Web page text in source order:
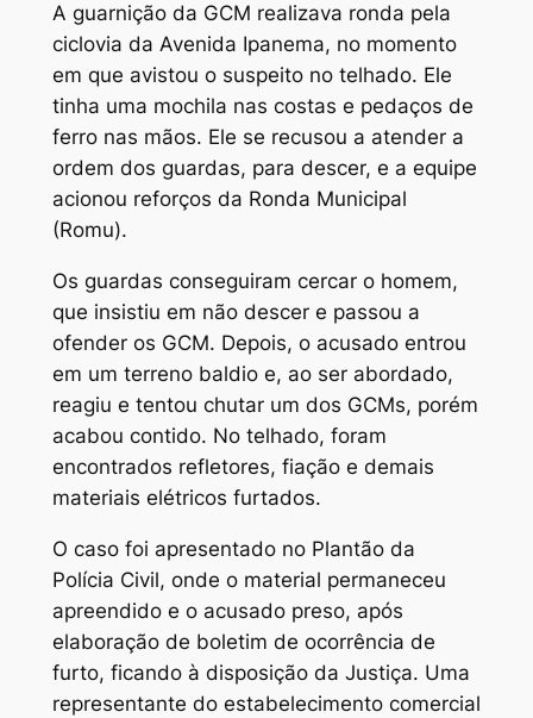
A guarnição da GCM realizava ronda pela
ciclovia da Avenida Ipanema, no momento
em que avistou o suspeito no telhado. Ele
tinha uma mochila nas costas e pedaços de
ferro nas mãos. Ele se recusou a atender a
ordem dos guardas, para descer, e a equipe
acionou reforços da Ronda Municipal
(Romu).
Os guardas conseguiram cercar o homem,
que insistiu em não descer e passou a
ofender os GCM. Depois, o acusado entrou
em um terreno baldio e, ao ser abordado,
reagiu e tentou chutar um dos GCMs, porém
acabou contido. No telhado, foram
encontrados refletores, fiação e demais
materiais elétricos furtados.
O caso foi apresentado no Plantão da
Polícia Civil, onde o material permaneceu
apreendido e o acusado preso, após
elaboração de boletim de ocorrência de
furto, ficando à disposição da Justiça. Uma
representante do estabelecimento comercial